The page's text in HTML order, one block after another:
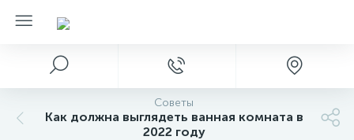
Советы
Как должна выглядеть ванная комната в
2022 году